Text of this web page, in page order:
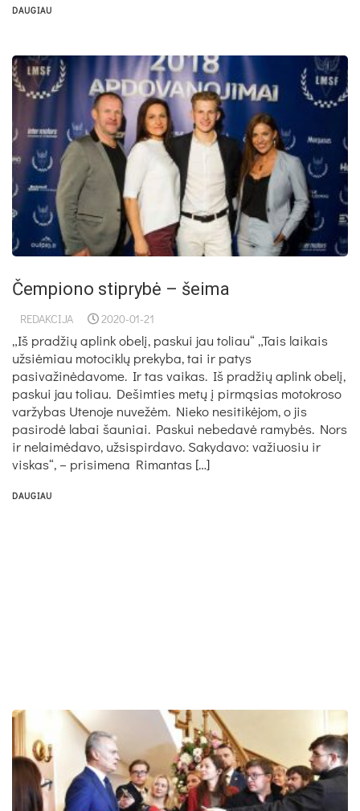
DAUGIAU
Čem­pio­no stip­ry­bė – šei­ma
REDAKCIJA 2020-01-21
„Iš pradžių aplink obelį, paskui jau toliau“ „Tais laikais
užsiėmiau motociklų prekyba, tai ir patys
pasivažinėdavome. Ir tas vaikas. Iš pradžių aplink obelį,
paskui jau toliau. Dešimties metų į pirmąsias motokroso
varžybas Utenoje nuvežėm. Nieko nesitikėjom, o jis
pasirodė labai šauniai. Paskui nebedavė ramybės. Nors
ir nelaimėdavo, užsispirdavo. Sakydavo: važiuosiu ir
viskas“, – prisimena Rimantas […]
DAUGIAU